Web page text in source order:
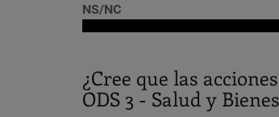
NS/NC
¿Cree que las
ODS 3 - Salud y